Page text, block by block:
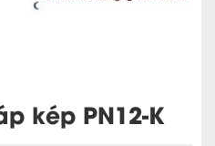
kép PN12-K